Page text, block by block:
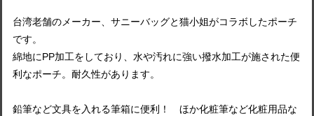
台湾老舗のメーカー、サニーバッグと猫小姐がコラボしたポーチ
です。
綿地にPP加工をしており、水や汚れに強い撥水加工が施された便
利なポーチ。耐久性があります。
鉛筆など文具を入れる筆箱に便利！ ほか化粧筆など化粧用品な